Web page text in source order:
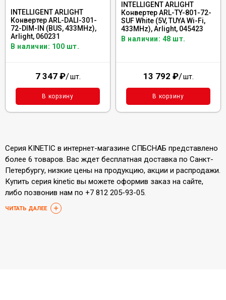
INTELLIGENT ARLIGHT
Конвертер ARL-DALI-301-
72-DIM-IN (BUS, 433MHz),
Arlight, 060231
В наличии: 100 шт.
7 347 ₽/шт.
В корзину
INTELLIGENT ARLIGHT
Конвертер ARL-TY-801-72-
SUF White (5V, TUYA Wi-Fi,
433MHz), Arlight, 045423
В наличии: 48 шт.
13 792 ₽/шт.
В корзину
Серия KINETIC в интернет-магазине СПБСНАБ представлено
более 6 товаров. Вас ждет бесплатная доставка по Санкт-
Петербургу, низкие цены на продукцию, акции и распродажи.
Купить серия kinetic вы можете оформив заказ на сайте,
либо позвонив нам по +7 812 205-93-05.
ЧИТАТЬ ДАЛЕЕ